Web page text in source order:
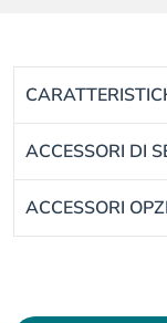
ACCESSORI DI
ACCESSORI